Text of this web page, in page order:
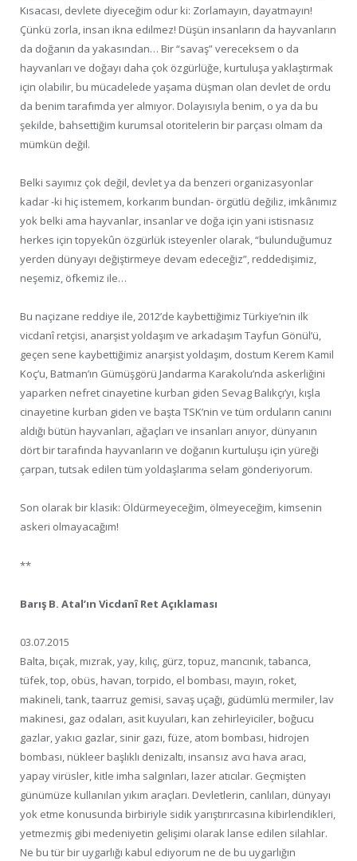
Kısacası, devlete diyeceğim odur ki: Zorlamayın, dayatmayın!
Çünkü zorla, insan ikna edilmez! Düşün insanların da hayvanların
da doğanın da yakasından… Bir “savaş” vereceksem o da
hayvanları ve doğayı daha çok özgürlüğe, kurtuluşa yaklaştırmak
için olabilir, bu mücadelede yaşama düşman olan devlet de ordu
da benim tarafımda yer almıyor. Dolayısıyla benim, o ya da bu
şekilde, bahsettiğim kurumsal otoritelerin bir parçası olmam da
mümkün değil.
Belki sayımız çok değil, devlet ya da benzeri organizasyonlar
kadar -ki hiç istemem, korkarım bundan- örgütlü değiliz, imkânımız
yok belki ama hayvanlar, insanlar ve doğa için yani istisnasız
herkes için topyekûn özgürlük isteyenler olarak, “bulunduğumuz
yerden dünyayı değiştirmeye devam edeceğiz”, reddedişimiz,
neşemiz, öfkemiz ile…
Bu naçizane reddiye ile, 2012’de kaybettiğimiz Türkiye’nin ilk
vicdanî retçisi, anarşist yoldaşım ve arkadaşım Tayfun Gönül’ü,
geçen sene kaybettiğimiz anarşist yoldaşım, dostum Kerem Kamil
Koç’u, Batman’ın Gümüşgörü Jandarma Karakolu’nda askerliğini
yaparken nefret cinayetine kurban giden Sevag Balıkçı’yı, kışla
cinayetine kurban giden ve başta TSK’nin ve tüm orduların canını
aldığı bütün hayvanları, ağaçları ve insanları anıyor, dünyanın
dört bir tarafında hayvanların ve doğanın kurtuluşu için yüreği
çarpan, tutsak edilen tüm yoldaşlarıma selam gönderiyorum.
Son olarak bir klasik: Öldürmeyeceğim, ölmeyeceğim, kimsenin
askeri olmayacağım!
**
Barış B. Atal’ın Vicdanî Ret Açıklaması
03.07.2015
Balta, bıçak, mızrak, yay, kılıç, gürz, topuz, mancınık, tabanca,
tüfek, top, obüs, havan, torpido, el bombası, mayın, roket,
makineli, tank, taarruz gemisi, savaş uçağı, güdümlü mermiler, lav
makinesi, gaz odaları, asit kuyuları, kan zehirleyiciler, boğucu
gazlar, yakıcı gazlar, sinir gazı, füze, atom bombası, hidrojen
bombası, nükleer başlıklı denizaltı, insansız avcı hava aracı,
yapay virüsler, kitle imha salgınları, lazer atıcılar. Geçmişten
günümüze kullanılan yıkım araçları. Devletlerin, canlıları, dünyayı
yok etme konusunda birbiriyle sidik yarıştırırcasına kibirlendikleri,
yetmezmiş gibi medeniyetin gelişimi olarak lanse edilen silahlar.
Ne bu tür bir uygarlığı kabul ediyorum ne de bu uygarlığın